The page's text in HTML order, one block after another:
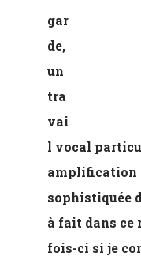
gar
de,
un
tra
vai
l vocal
amplification
sophistiquée
à fait dans ce
fois-ci si je